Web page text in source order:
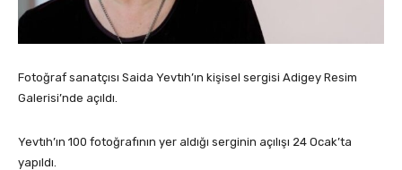
Fotoğraf sanatçısı Saida Yevtıh’ın kişisel sergisi Adigey Resim
Galerisi’nde açıldı.
Yevtıh’ın 100 fotoğrafının yer aldığı serginin açılışı 24 Ocak’ta
yapıldı.